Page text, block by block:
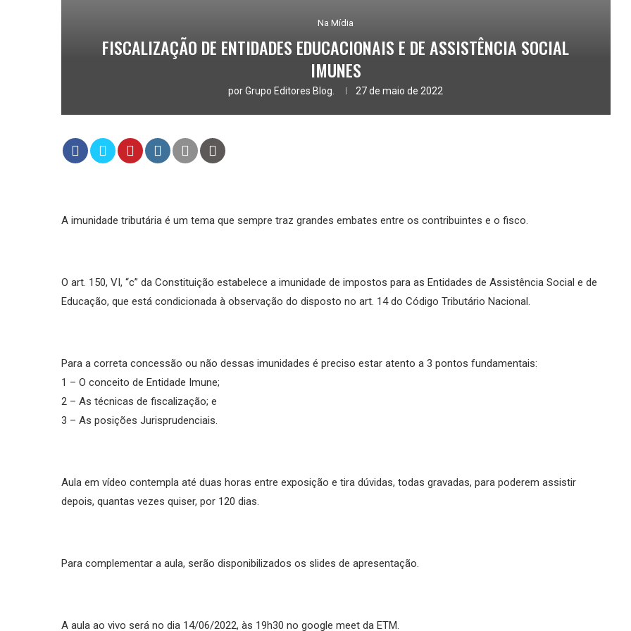
Na Mídia
FISCALIZAÇÃO DE ENTIDADES EDUCACIONAIS E DE ASSISTÊNCIA SOCIAL
IMUNES
porGrupo Editores Blog. 27 de maio de 2022
A imunidade tributária é um tema que sempre traz grandes embates entre os contribuintes e o fisco.
O art. 150, VI, “c” da Constituição estabelece a imunidade de impostos para as Entidades de Assistência Social e de
Educação, que está condicionada à observação do disposto no art. 14 do Código Tributário Nacional.
Para a correta concessão ou não dessas imunidades é preciso estar atento a 3 pontos fundamentais:
1 – O conceito de Entidade Imune;
2 – As técnicas de fiscalização; e
3 – As posições Jurisprudenciais.
Aula em vídeo contempla até duas horas entre exposição e tira dúvidas, todas gravadas, para poderem assistir
depois, quantas vezes quiser, por 120 dias.
Para complementar a aula, serão disponibilizados os slides de apresentação.
A aula ao vivo será no dia 14/06/2022, às 19h30 no google meet da ETM.